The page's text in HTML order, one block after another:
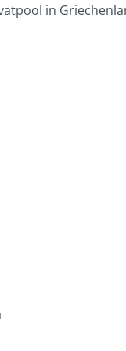
in